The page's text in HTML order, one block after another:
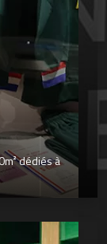
dédiés à